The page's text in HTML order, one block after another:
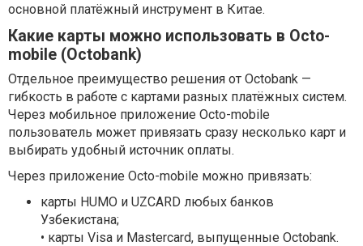
основной платёжный инструмент в Китае.
Какие карты можно использовать в Octo-
mobile (Octobank)
Отдельное преимущество решения от Octobank —
гибкость в работе с картами разных платёжных систем.
Через мобильное приложение Octo-mobile
пользователь может привязать сразу несколько карт и
выбирать удобный источник оплаты.
Через приложение Octo-mobile можно привязать:
карты HUMO и UZCARD любых банков
Узбекистана;
• карты Visa и Mastercard, выпущенные Octobank.